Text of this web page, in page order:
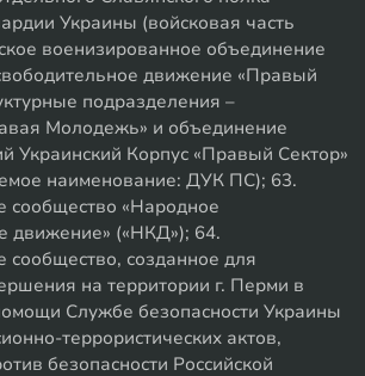
Украины (войсковая часть
военизированное объединение
движение «Правый
подразделения –
Молодежь» и объединение
Украинский Корпус «Правый Сектор»
наименование: ДУК ПС); 63.
сообщество «Народное
движение» («НКД»); 64.
сообщество, созданное для
на территории г. Перми в
Службе безопасности Украины
террористических актов,
безопасности Российской